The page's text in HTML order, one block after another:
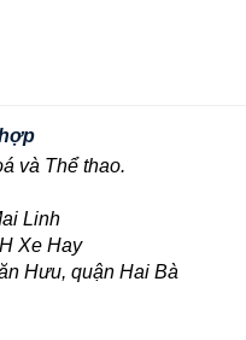
và Thể thao.
Linh
Xe Hay
Hưu, quận Hai Bà